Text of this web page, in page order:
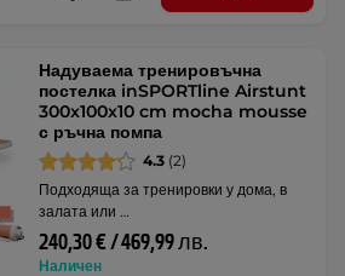
Надуваема тренировъчна
постелка inSPORTline Airstunt
300x100x10 cm mocha mousse
с ръчна помпа
4.3 (2)
Подходяща за тренировки у дома, в
залата или …
240,30 € / 469,99 лв.
Наличен